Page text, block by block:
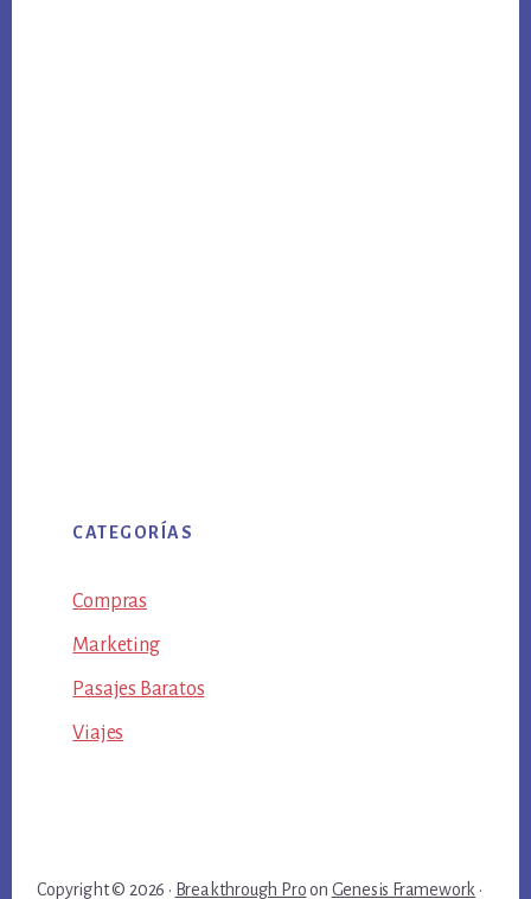
CATEGORÍAS
Compras
Marketing
Pasajes Baratos
Viajes
Copyright © 2026 · Breakthrough Proon Genesis Framework ·